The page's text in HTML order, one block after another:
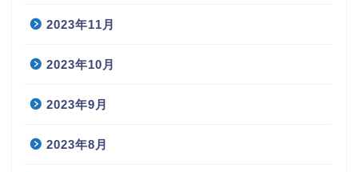
2023年11月
2023年10月
2023年9月
2023年8月